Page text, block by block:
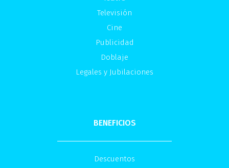
Televisión
Cine
Publicidad
Doblaje
Legales y Jubilaciones
BENEFICIOS
Descuentos